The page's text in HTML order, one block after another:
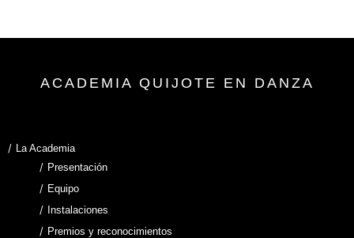
ACADEMIA QUIJOTE EN DANZA
La Academia
Presentación
Equipo
Instalaciones
Premios y reconocimientos